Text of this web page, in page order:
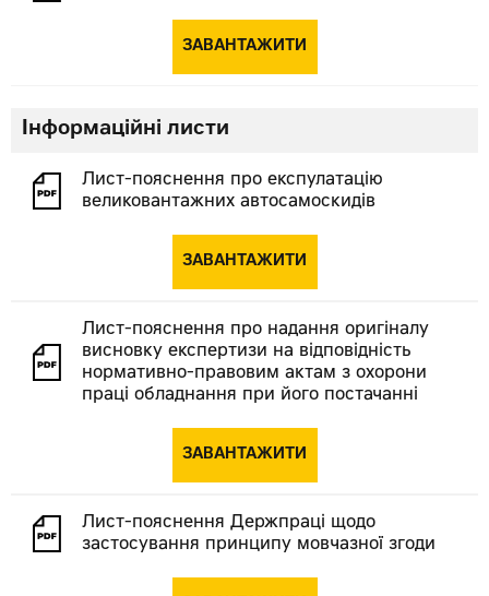
ЗАВАНТАЖИТИ
Інформаційні листи
Лист-пояснення про експулатацію
великовантажних автосамоскидів
ЗАВАНТАЖИТИ
Лист-пояснення про надання оригіналу
висновку експертизи на відповідність
нормативно-правовим актам з охорони
праці обладнання при його постачанні
ЗАВАНТАЖИТИ
Лист-пояснення Держпраці щодо
застосування принципу мовчазної згоди